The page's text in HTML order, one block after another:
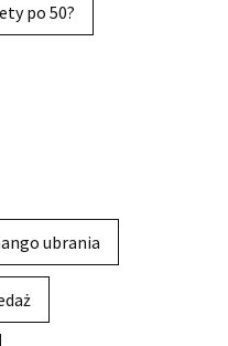
po 50?
ubrania